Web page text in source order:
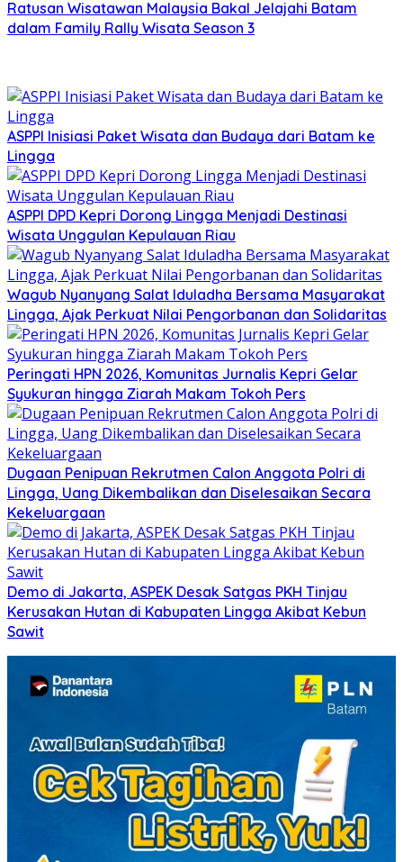
Ratusan Wisatawan Malaysia Bakal Jelajahi Batam
dalam Family Rally Wisata Season 3
ASPPI Inisiasi Paket Wisata dan Budaya dari Batam ke
Lingga
ASPPI DPD Kepri Dorong Lingga Menjadi Destinasi
Wisata Unggulan Kepulauan Riau
Wagub Nyanyang Salat Iduladha Bersama Masyarakat
Lingga, Ajak Perkuat Nilai Pengorbanan dan Solidaritas
Peringati HPN 2026, Komunitas Jurnalis Kepri Gelar
Syukuran hingga Ziarah Makam Tokoh Pers
Dugaan Penipuan Rekrutmen Calon Anggota Polri di
Lingga, Uang Dikembalikan dan Diselesaikan Secara
Kekeluargaan
Demo di Jakarta, ASPEK Desak Satgas PKH Tinjau
Kerusakan Hutan di Kabupaten Lingga Akibat Kebun
Sawit